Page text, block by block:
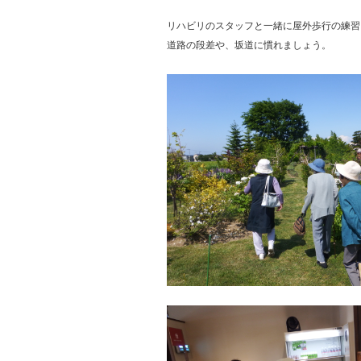
リハビリのスタッフと一緒に屋外歩行の練
道路の段差や、坂道に慣れましょう。